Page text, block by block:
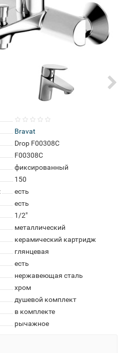
Bravat
Drop F00308C
F00308C
фиксированный
150
есть
есть
1/2"
металлический
керамический картридж
глянцевая
есть
нержавеющая сталь
хром
душевой комплект
в комплекте
рычажное